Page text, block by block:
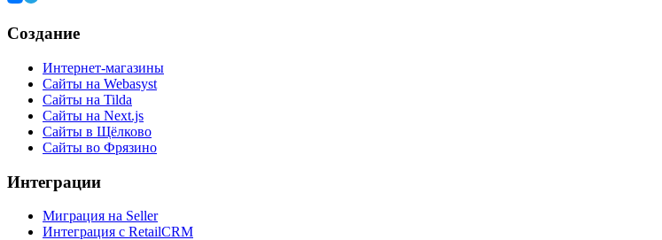
Создание
Интернет-магазины
Сайты на Webasyst
Сайты на Tilda
Сайты на Next.js
Сайты в Щёлково
Сайты во Фрязино
Интеграции
Миграция на Seller
Интеграция с RetailCRM